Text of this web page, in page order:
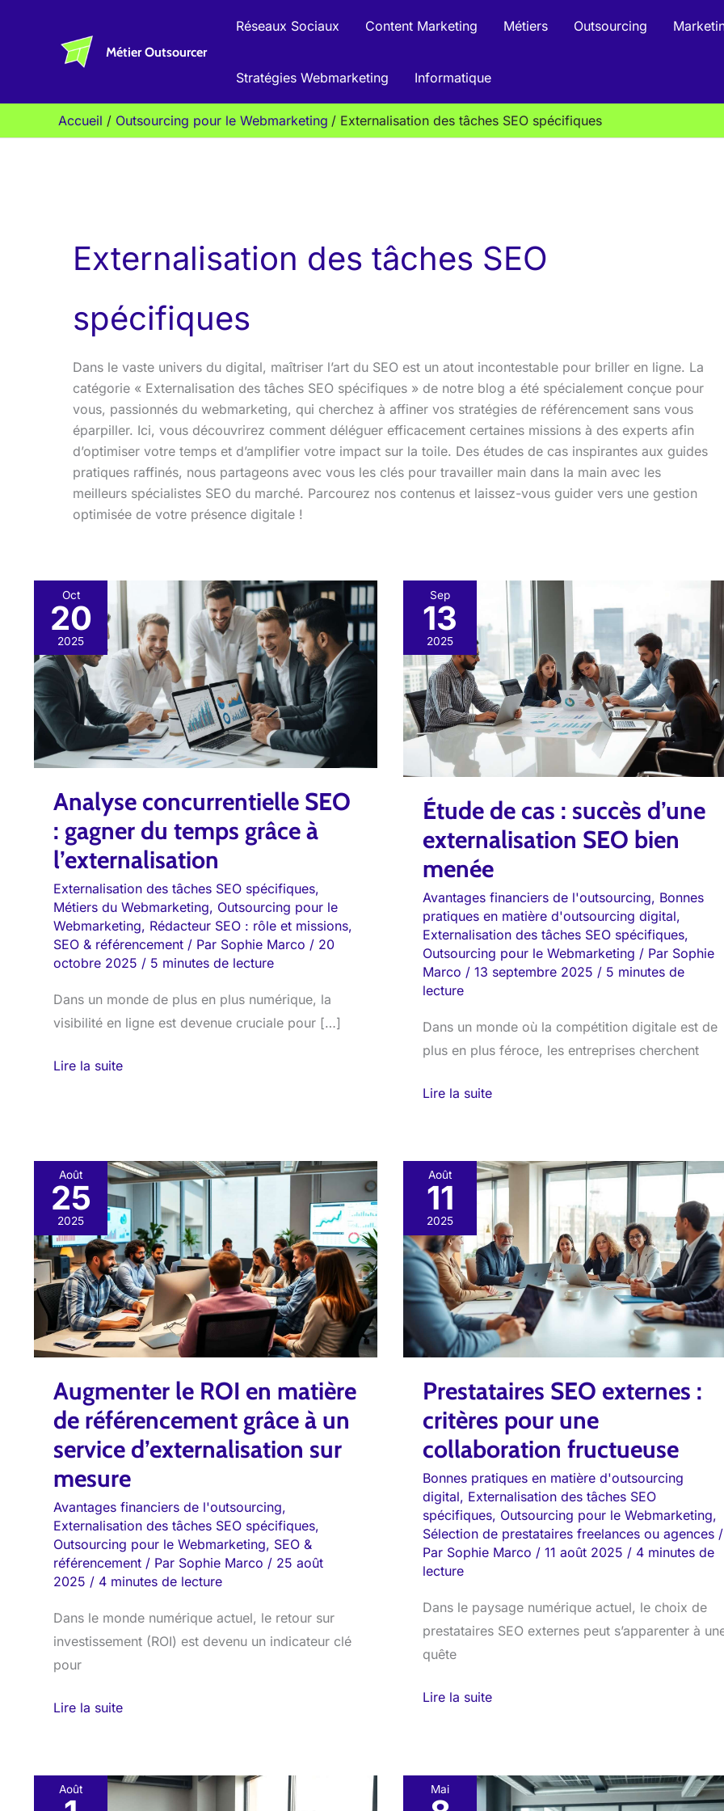
Métier Outsourcer
Réseaux Sociaux Content Marketing Métiers Outsourcing
Stratégies Webmarketing Informatique
Accueil Outsourcing pour le Webmarketing Externalisation des tâches SEO spécifiques
Externalisation des tâches SEO
spécifiques
Dans le vaste univers du digital, maîtriser l’art du SEO est un atout incontestable pour briller en ligne. La
catégorie « Externalisation des tâches SEO spécifiques » de notre blog a été spécialement conçue pour
vous, passionnés du webmarketing, qui cherchez à affiner vos stratégies de référencement sans vous
éparpiller. Ici, vous découvrirez comment déléguer efficacement certaines missions à des experts afin
d’optimiser votre temps et d’amplifier votre impact sur la toile. Des études de cas inspirantes aux guides
pratiques raffinés, nous partageons avec vous les clés pour travailler main dans la main avec les
meilleurs spécialistes SEO du marché. Parcourez nos contenus et laissez-vous guider vers une gestion
optimisée de votre présence digitale !
Oct
20
2025
Analyse concurrentielle SEO
: gagner du temps grâce à
l’externalisation
Externalisation des tâches SEO spécifiques,
Métiers du Webmarketing, Outsourcing pour le
Webmarketing, Rédacteur SEO : rôle et missions,
SEO & référencement / Par Sophie Marco / 20
octobre 2025 / 5 minutes de lecture
Dans un monde de plus en plus numérique, la
visibilité en ligne est devenue cruciale pour […]
Analyse
concurrentielle
SEO
gagner
du
temps
à
l’externalisation
Lire la suite
Sep
13
2025
Étude de cas : succès d’une
externalisation SEO bien
menée
Avantages financiers de l'outsourcing, Bonnes
pratiques en matière d'outsourcing digital,
Externalisation des tâches SEO spécifiques,
Outsourcing pour le Webmarketing / Par Sophie
Marco / 13 septembre 2025 / 5 minutes de
lecture
Dans un monde où la compétition digitale est de
plus en plus féroce, les entreprises cherchent
Étude
de
cas
succès
d’une
externalisation
SEO
bien
menée
Lire la suite
Août
25
2025
Augmenter le ROI en matière
de référencement grâce à un
service d’externalisation sur
mesure
Avantages financiers de l'outsourcing,
Externalisation des tâches SEO spécifiques,
Outsourcing pour le Webmarketing, SEO &
référencement / Par Sophie Marco / 25 août
2025 / 4 minutes de lecture
Dans le monde numérique actuel, le retour sur
investissement (ROI) est devenu un indicateur clé
pour
Augmenter
le
ROI
en
matière
de
référencement
grâce
à
un
service
d’externalisation
sur
Lire la suite
Août
11
2025
Prestataires SEO externes :
critères pour une
collaboration fructueuse
Bonnes pratiques en matière d'outsourcing
digital, Externalisation des tâches SEO
spécifiques, Outsourcing pour le Webmarketing,
Sélection de prestataires freelances ou agences /
Par Sophie Marco / 11 août 2025 / 4 minutes de
lecture
Dans le paysage numérique actuel, le choix de
prestataires SEO externes peut s’apparenter à
quête
Prestataires
SEO
externes
:
critères
pour
une
collaboration
fructueuse
Lire la suite
Août
Internaliser
Mai
Prestataires